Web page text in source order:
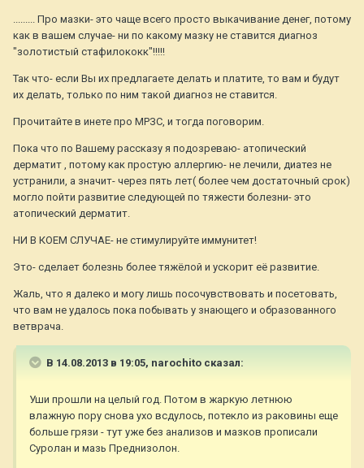
......... Про мазки- это чаще всего просто выкачивание денег, потому
как в вашем случае- ни по какому мазку не ставится диагноз
"золотистый стафилококк"!!!!!
Так что- если Вы их предлагаете делать и платите, то вам и будут
их делать, только по ним такой диагноз не ставится.
Прочитайте в инете про МРЗС, и тогда поговорим.
Пока что по Вашему рассказу я подозреваю- атопический
дерматит , потому как простую аллергию- не лечили, диатез не
устранили, а значит- через пять лет( более чем достаточный срок)
могло пойти развитие следующей по тяжести болезни- это
атопический дерматит.
НИ В КОЕМ СЛУЧАЕ- не стимулируйте иммунитет!
Это- сделает болезнь более тяжёлой и ускорит её развитие.
Жаль, что я далеко и могу лишь посочувствовать и посетовать,
что вам не удалось пока побывать у знающего и образованного
ветврача.
В 14.08.2013 в 19:05, narochito сказал:
Уши прошли на целый год. Потом в жаркую летнюю
влажную пору снова ухо всдулось, потекло из раковины еще
больше грязи - тут уже без анализов и мазков прописали
Суролан и мазь Преднизолон.